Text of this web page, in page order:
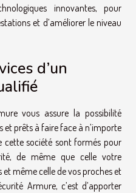
innovantes, pour
et d’améliorer le niveau
d’un
vous assure la possibilité
et prêts à faire face à n’importe
cette société sont formés pour
de même que celle votre
même celle de vos proches et
Armure, c’est d’apporter